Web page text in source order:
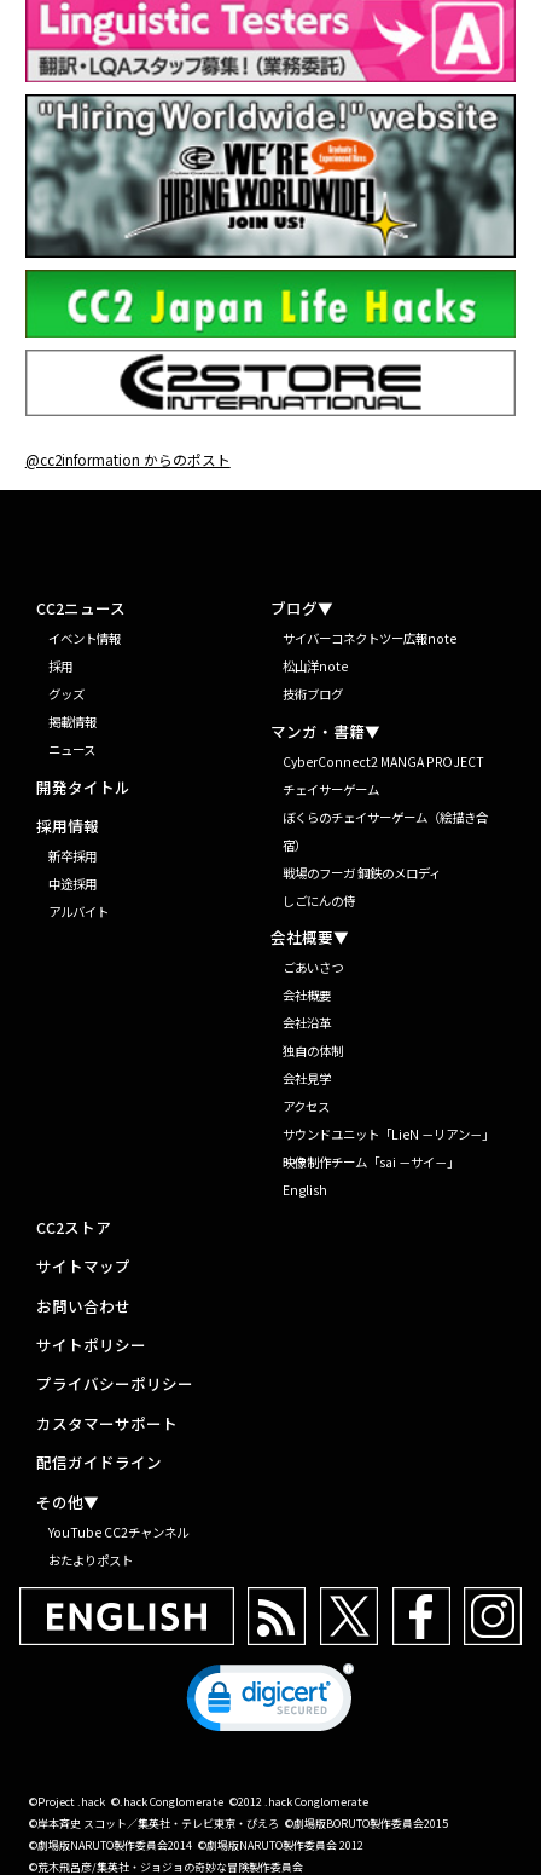
@cc2information からのポスト
CC2ニュース
イベント情報
採用
グッズ
掲載情報
ニュース
開発タイトル
採用情報
新卒採用
中途採用
アルバイト
ブログ▼
サイバーコネクトツー広報note
松山洋note
技術ブログ
マンガ・書籍▼
CyberConnect2 MANGA PROJECT
チェイサーゲーム
ぼくらのチェイサーゲーム（絵描き合
宿）
戦場のフーガ 鋼鉄のメロディ
しごにんの侍
会社概要▼
ごあいさつ
会社概要
会社沿革
独自の体制
会社見学
アクセス
サウンドユニット「LieN －リアン－」
映像制作チーム「sai －サイ－」
English
CC2ストア
サイトマップ
お問い合わせ
サイトポリシー
プライバシーポリシー
カスタマーサポート
配信ガイドライン
その他▼
YouTube CC2チャンネル
おたよりポスト
©Project .hack ©.hack Conglomerate ©2012 .hack Conglomerate
©岸本斉史 スコット／集英社・テレビ東京・ぴえろ ©劇場版BORUTO製作委員会2015
©劇場版NARUTO製作委員会2014 ©劇場版NARUTO製作委員会 2012
©荒木飛呂彦/集英社・ジョジョの奇妙な冒険製作委員会